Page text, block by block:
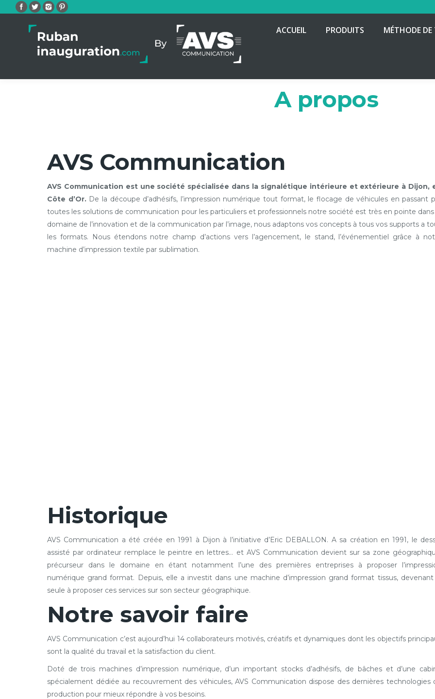
Facebook
TwitterInstagram
Pinterest
ACCUEIL PRODUITS MÉTHODE
A propos
AVS Communication
AVS Communication est une société spécialisée dans la signalétique intérieure et extérieure à Dijon,
Côte d’Or. De la découpe d’adhésifs, l’impression numérique tout format, le flocage de véhicules en passant
toutes les solutions de communication pour les particuliers et professionnels notre société est très en pointe
domaine de l’innovation et de la communication par l’image, nous adaptons vos concepts à tous vos supports a
les formats. Nous étendons notre champ d’actions vers l’agencement, le stand, l’événementiel grâce à
machine d’impression textile par sublimation.
Historique
AVS Communication a été créée en 1991 à Dijon à l’initiative d’Eric DEBALLON. A sa création en 1991, le
assisté par ordinateur remplace le peintre en lettres… et AVS Communication devient sur sa zone
précurseur dans le domaine en étant notamment l’une des premières entreprises à proposer
numérique grand format. Depuis, elle a investit dans une machine d’impression grand format tissus, devenant
seule à proposer ces services sur son secteur géographique.
Notre savoir faire
AVS Communication c’est aujourd’hui 14 collaborateurs motivés, créatifs et dynamiques dont les objectifs
sont la qualité du travail et la satisfaction du client.
Doté de trois machines d’impression numérique, d’un important stocks d’adhésifs, de bâches et d’une
spécialement dédiée au recouvrement des véhicules, AVS Communication dispose des dernières technologies
production pour mieux répondre à vos besoins.